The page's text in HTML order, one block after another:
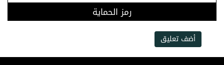
رمز الحماية
أضف تعليق